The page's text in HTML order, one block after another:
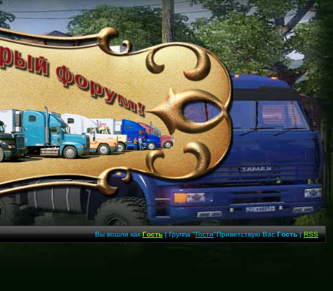
Вы вошли какГость| Группа "Гости"Приветствую ВасГость|RSS